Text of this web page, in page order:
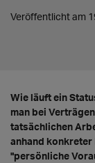
Veröffentlicht am
Wie läuft ein
man bei
tatsächlichen
anhand
"persönliche